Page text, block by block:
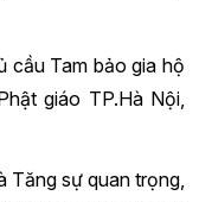
Tam bảo gia hộ
giáo TP.Hà Nội,
Tăng sự quan trọng,